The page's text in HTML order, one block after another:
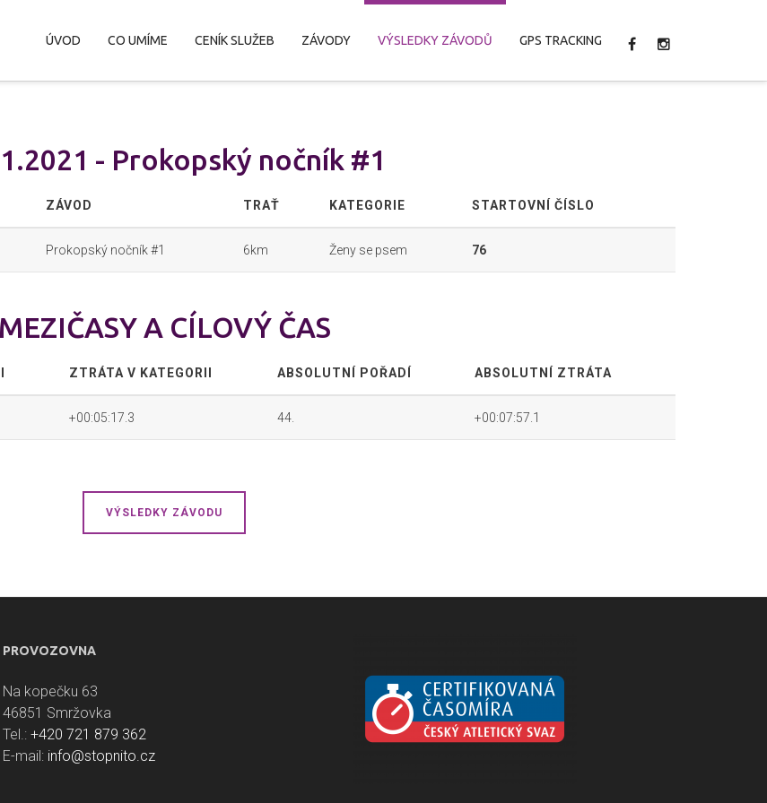
ÚVOD CO UMÍME CENÍK SLUŽEB ZÁVODY VÝSLEDKY ZÁVODŮ GPS TRACKING
- Prokopský nočník #1
ZÁVOD TRAŤ KATEGORIE STARTOVNÍ ČÍSLO
Prokopský nočník #1 6km Ženy se psem 76
MEZIČASY A CÍLOVÝ ČAS
ZTRÁTA V KATEGORII ABSOLUTNÍ POŘADÍ ABSOLUTNÍ ZTRÁTA
+00:05:17.3 44. +00:07:57.1
VÝSLEDKY ZÁVODU
PROVOZOVNA
Na kopečku 63
46851 Smržovka
Tel.: +420 721 879 362
E-mail: info@stopnito.cz